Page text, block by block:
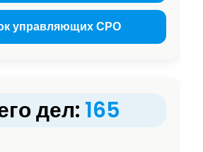
управляющих СРО
дел: 165